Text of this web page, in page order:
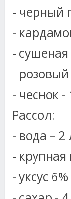
- черный
-
-
-
- чеснок -
Рассол:
- вода – 2
-
- уксус